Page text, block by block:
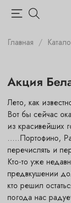
Главная
Акция
Лето, как
Вот бы сейчас
из красивейших
…..Портофино,
перечислять и
Кто-то уже
предвкушении
кто решил
погода нас